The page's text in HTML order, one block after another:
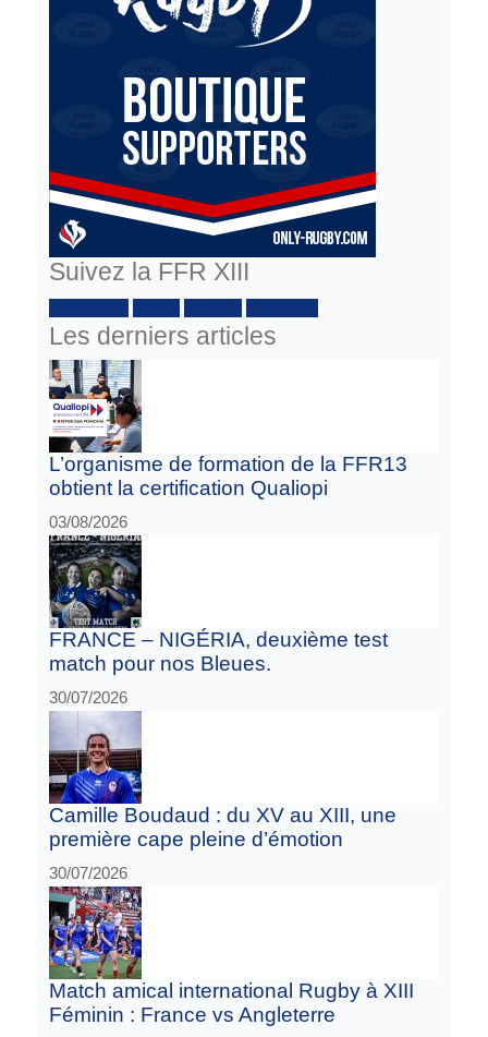
Suivez la FFR XIII
Les derniers articles
L’organisme de formation de la FFR13
obtient la certification Qualiopi
03/08/2026
FRANCE – NIGÉRIA, deuxième test
match pour nos Bleues.
30/07/2026
Camille Boudaud : du XV au XIII, une
première cape pleine d’émotion
30/07/2026
Match amical international Rugby à XIII
Féminin : France vs Angleterre